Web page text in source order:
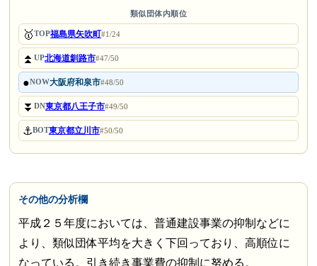
類似団体内順位
🥇TOP福島県矢吹町#1/24
⏫UP北海道釧路市#47/50
●NOW大阪府和泉市#48/50
⏬DN東京都八王子市#49/50
⚓BOT東京都立川市#50/50
その他の分析欄
平成２５年度においては、普通建設事業の抑制などに
より、類似団体平均を大きく下回っており、高順位に
なっている。引き続き事業費の抑制に努める。